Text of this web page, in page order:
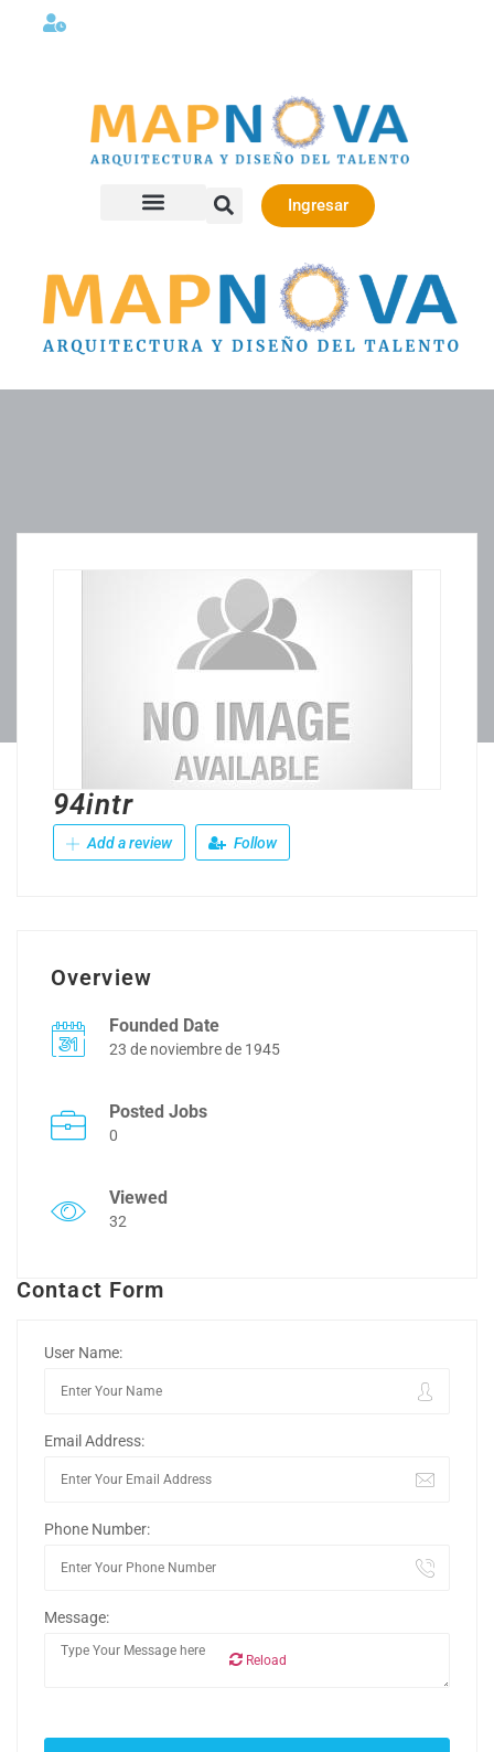
Ingresar
94intr
Add a review Follow
Overview
Founded Date
23 de noviembre de 1945
Posted Jobs
0
Viewed
32
Contact Form
User Name:
Email Address:
Phone Number:
Message:
Reload